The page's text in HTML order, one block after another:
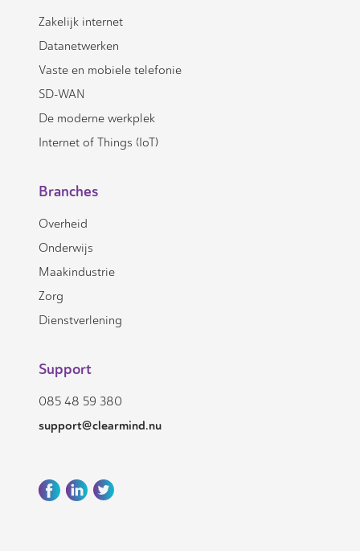
Zakelijk internet
Datanetwerken
Vaste en mobiele telefonie
SD-WAN
De moderne werkplek
Internet of Things (IoT)
Branches
Overheid
Onderwijs
Maakindustrie
Zorg
Dienstverlening
Support
085 48 59 380
support@clearmind.nu